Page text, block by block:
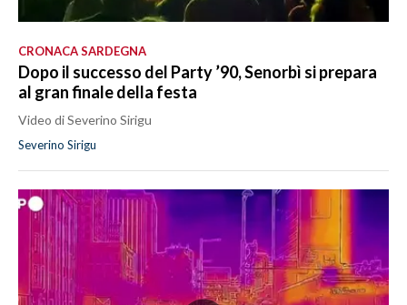
CRONACA SARDEGNA
Dopo il successo del Party ’90, Senorbì si prepara
al gran finale della festa
Video di Severino Sirigu
Severino Sirigu